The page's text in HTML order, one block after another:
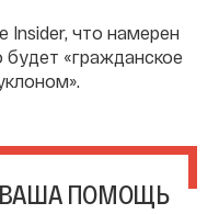
Insider, что намерен
«гражданское
ПОМОЩЬ